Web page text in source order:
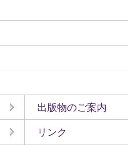
出版物のご案内
リンク